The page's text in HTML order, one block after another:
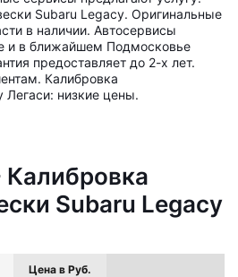
Subaru Legacy. Оригинальные
в наличии. Автосервисы
и в ближайшем Подмосковье
предоставляет до 2-х лет.
Калибровка
Легаси: низкие цены.
Калибровка
Subaru Legacy
Цена в Руб.